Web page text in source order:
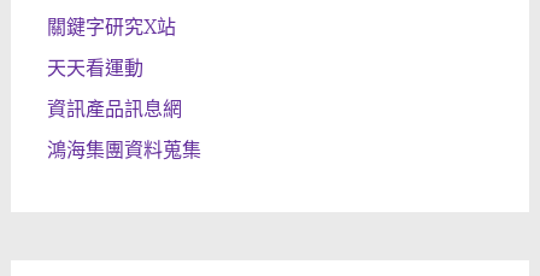
關鍵字研究X站
天天看運動
資訊產品訊息網
鴻海集團資料蒐集